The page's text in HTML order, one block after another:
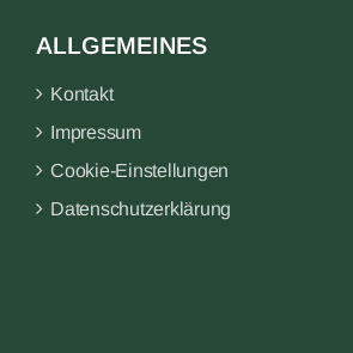
ALLGEMEINES
Kontakt
Impressum
Cookie-Einstellungen
Datenschutzerklärung